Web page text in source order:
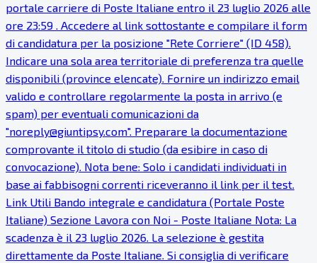
portale carriere di Poste Italiane entro il 23 luglio 2026 alle
ore 23:59 . Accedere al link sottostante e compilare il form
di candidatura per la posizione "Rete Corriere" (ID 458).
Indicare una sola area territoriale di preferenza tra quelle
disponibili (province elencate). Fornire un indirizzo email
valido e controllare regolarmente la posta in arrivo (e
spam) per eventuali comunicazioni da
"noreply@giuntipsy.com". Preparare la documentazione
comprovante il titolo di studio (da esibire in caso di
convocazione). Nota bene: Solo i candidati individuati in
base ai fabbisogni correnti riceveranno il link per il test.
Link Utili Bando integrale e candidatura (Portale Poste
Italiane) Sezione Lavora con Noi - Poste Italiane Nota: La
scadenza è il 23 luglio 2026. La selezione è gestita
direttamente da Poste Italiane. Si consiglia di verificare